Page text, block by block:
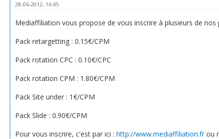
28-06-2012, 16:45
Mediaffiliation vous propose de vous inscrire à plusieurs de nos
Pack retargetting : 0.15€/CPM
Pack rotation CPC : 0.10€/CPC
Pack rotation CPM : 1.80€/CPM
Pack Site under : 1€/CPM
Pack Slide : 0.90€/CPM
Pour vous inscrire, c'est par ici : http://www.mediaffiliation.frou